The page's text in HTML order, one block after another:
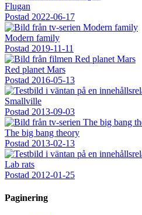
Flugan
Postad 2022-06-17
Modern family
Postad 2019-11-11
Red planet Mars
Postad 2016-05-13
Smallville
Postad 2013-09-03
The big bang theory
Postad 2013-02-13
Lab rats
Postad 2012-01-25
Paginering